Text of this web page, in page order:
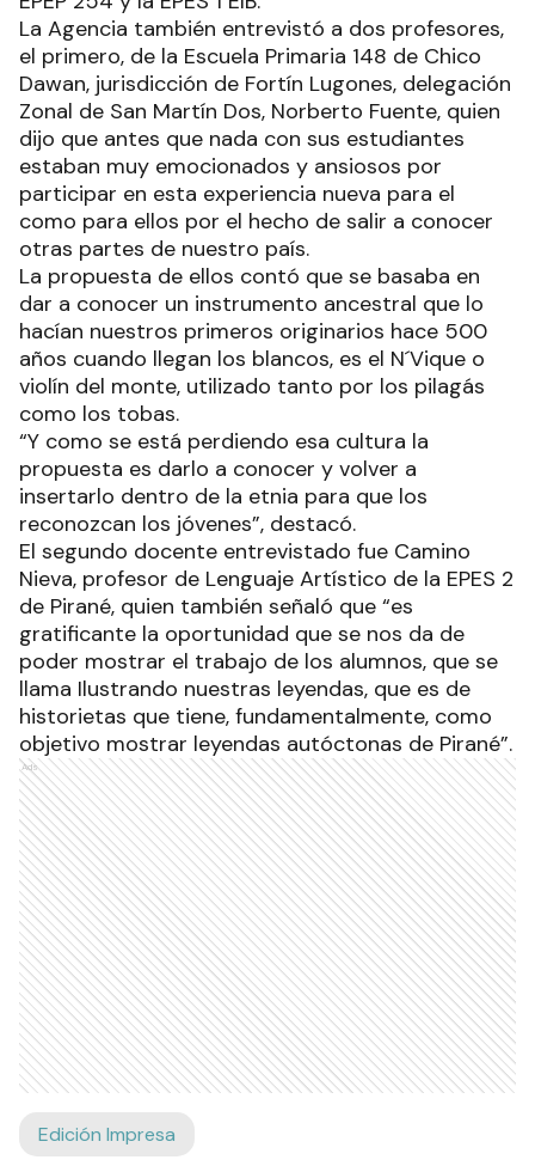
La Agencia también entrevistó a dos profesores,
el primero, de la Escuela Primaria 148 de Chico
Dawan, jurisdicción de Fortín Lugones, delegación
Zonal de San Martín Dos, Norberto Fuente, quien
dijo que antes que nada con sus estudiantes
estaban muy emocionados y ansiosos por
participar en esta experiencia nueva para el
como para ellos por el hecho de salir a conocer
otras partes de nuestro país.
La propuesta de ellos contó que se basaba en
dar a conocer un instrumento ancestral que lo
hacían nuestros primeros originarios hace 500
años cuando llegan los blancos, es el N´Vique o
violín del monte, utilizado tanto por los pilagás
como los tobas.
“Y como se está perdiendo esa cultura la
propuesta es darlo a conocer y volver a
insertarlo dentro de la etnia para que los
reconozcan los jóvenes”, destacó.
El segundo docente entrevistado fue Camino
Nieva, profesor de Lenguaje Artístico de la EPES 2
de Pirané, quien también señaló que “es
gratificante la oportunidad que se nos da de
poder mostrar el trabajo de los alumnos, que se
llama Ilustrando nuestras leyendas, que es de
historietas que tiene, fundamentalmente, como
objetivo mostrar leyendas autóctonas de Pirané”.
Ads
Edición Impresa